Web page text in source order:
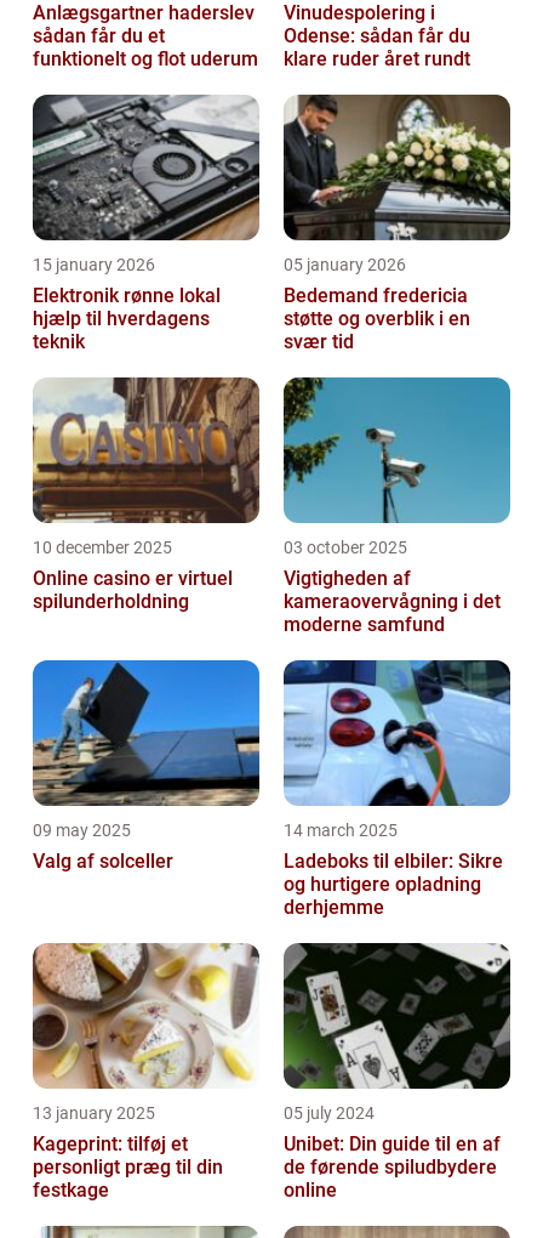
Anlægsgartner haderslev
sådan får du et
funktionelt og flot uderum
Vinudespolering i
Odense: sådan får du
klare ruder året rundt
15 january 2026
Elektronik rønne lokal
hjælp til hverdagens
teknik
05 january 2026
Bedemand fredericia
støtte og overblik i en
svær tid
10 december 2025
Online casino er virtuel
spilunderholdning
03 october 2025
Vigtigheden af
kameraovervågning i det
moderne samfund
09 may 2025
Valg af solceller
14 march 2025
Ladeboks til elbiler: Sikre
og hurtigere opladning
derhjemme
13 january 2025
Kageprint: tilføj et
personligt præg til din
festkage
05 july 2024
Unibet: Din guide til en af
de førende spiludbydere
online